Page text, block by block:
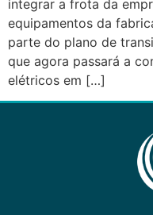
integrar a frota da
equipamentos da
parte do plano de
que agora passará a
elétricos em […]